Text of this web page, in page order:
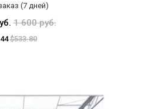
(7 дней)
1 600 руб.
$533.80